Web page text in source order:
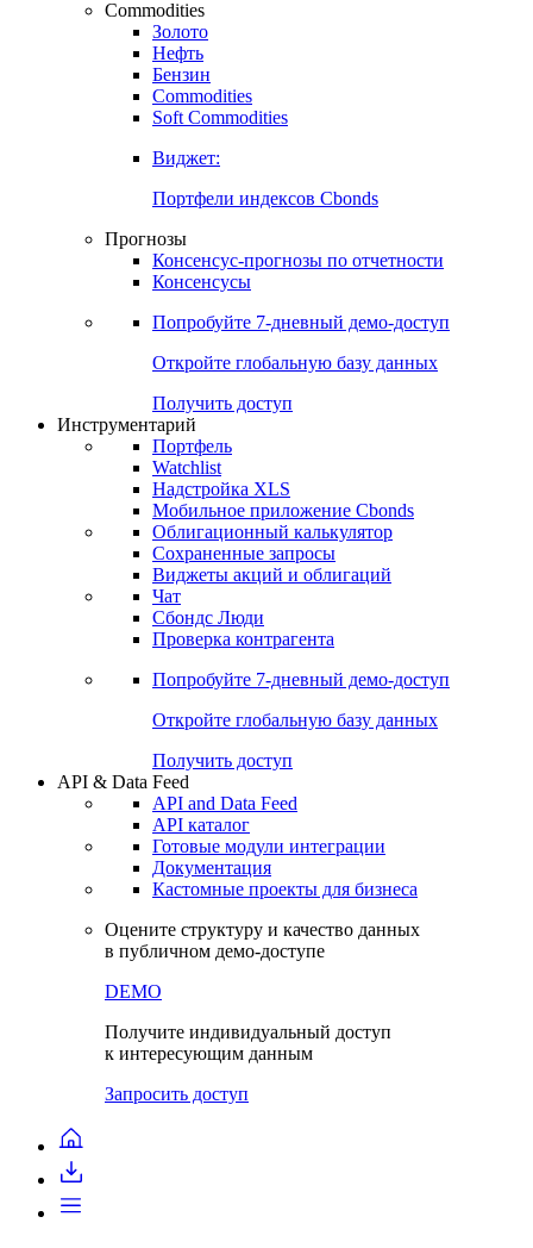
Commodities
Золото
Нефть
Бензин
Commodities
Soft Commodities
Виджет:
Портфели индексов Cbonds
Прогнозы
Консенсус-прогнозы по отчетности
Консенсусы
Попробуйте 7-дневный демо-доступ
Откройте глобальную базу данных
Получить доступ
Инструментарий
Портфель
Watchlist
Надстройка XLS
Мобильное приложение Cbonds
Облигационный калькулятор
Сохраненные запросы
Виджеты акций и облигаций
Чат
Сбондс Люди
Проверка контрагента
Попробуйте 7-дневный демо-доступ
Откройте глобальную базу данных
Получить доступ
API & Data Feed
API and Data Feed
API каталог
Готовые модули интеграции
Документация
Кастомные проекты для бизнеса
Оцените структуру и качество данных
в публичном демо-доступе
DEMO
Получите индивидуальный доступ
к интересующим данным
Запросить доступ